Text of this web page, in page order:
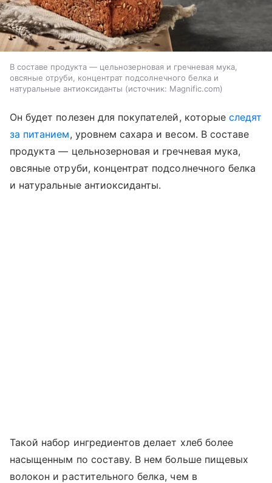
В составе продукта — цельнозерновая и гречневая мука,
овсяные отруби, концентрат подсолнечного белка и
натуральные антиоксиданты
источник: Magnific.com
Он будет полезен для покупателей, которыеследят
за питанием, уровнем сахара и весом. В составе
продукта — цельнозерновая и гречневая мука,
овсяные отруби, концентрат подсолнечного белка
и натуральные антиоксиданты.
Такой набор ингредиентов делает хлеб более
насыщенным по составу. В нем больше пищевых
волокон и растительного белка, чем в